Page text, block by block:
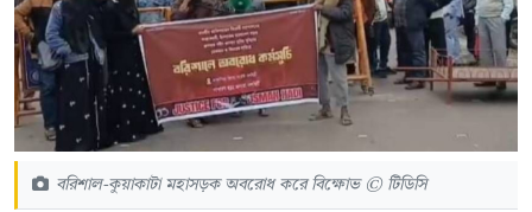
বরিশাল-কুয়াকাটা মহাসড়ক অবরোধ করে বিক্ষোভ © টিডিসি